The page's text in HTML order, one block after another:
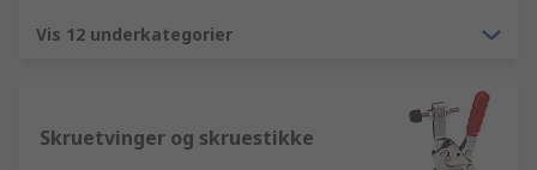
Vis 12 underkategorier
Skruetvinger og skruestikke